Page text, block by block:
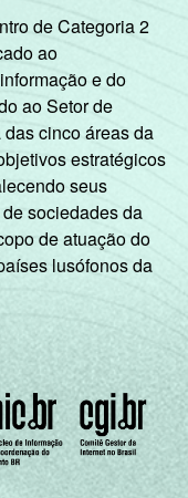
de Categoria 2
ao
e do
ao Setor de
cinco áreas da
estratégicos
seus
sociedades da
de atuação do
lusófonos da